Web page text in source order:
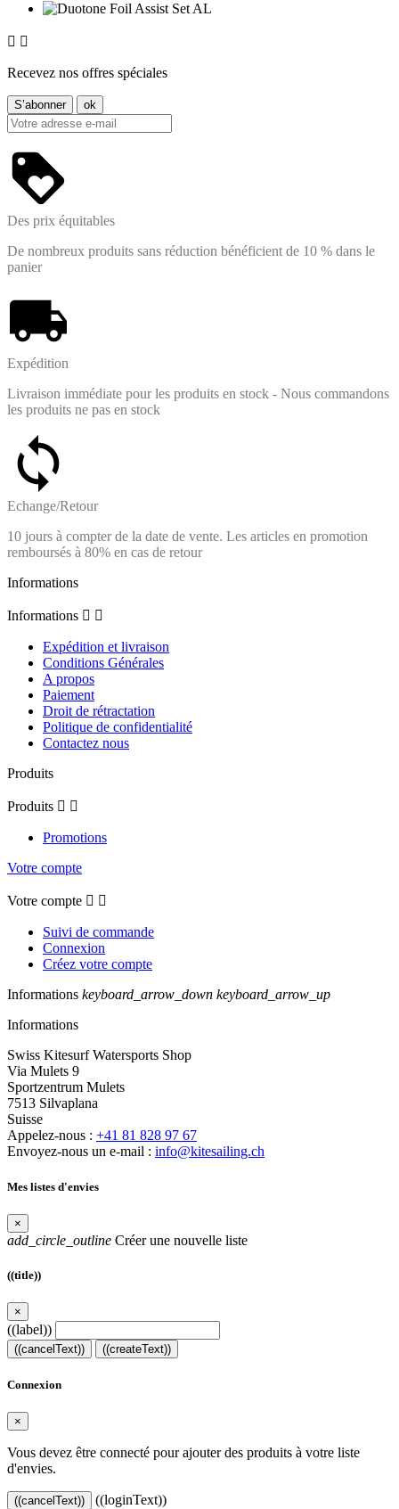
 
Recevez nos offres spéciales
Des prix équitables
De nombreux produits sans réduction bénéficient de 10 % dans le
panier
Expédition
Livraison immédiate pour les produits en stock - Nous commandons
les produits ne pas en stock
Echange/Retour
10 jours à compter de la date de vente. Les articles en promotion
remboursés à 80% en cas de retour
Informations
Informations  
Expédition et livraison
Conditions Générales
A propos
Paiement
Droit de rétractation
Politique de confidentialité
Contactez nous
Produits
Produits  
Promotions
Votre compte
Votre compte  
Suivi de commande
Connexion
Créez votre compte
Informations keyboard_arrow_down keyboard_arrow_up
Informations
Swiss Kitesurf Watersports Shop
Via Mulets 9
Sportzentrum Mulets
7513 Silvaplana
Suisse
Appelez-nous : +41 81 828 97 67
Envoyez-nous un e-mail : info@kitesailing.ch
Mes listes d'envies
×
add_circle_outline Créer une nouvelle liste
((title))
×
((label))
((cancelText)) ((createText))
Connexion
×
Vous devez être connecté pour ajouter des produits à votre liste
d'envies.
((cancelText)) ((loginText))